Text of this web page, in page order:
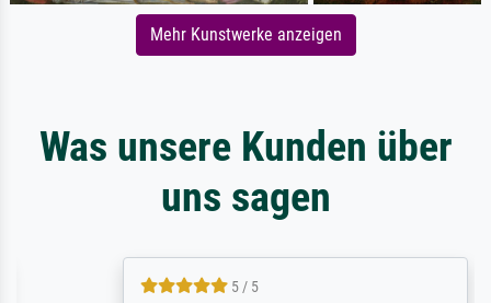
Mehr Kunstwerke anzeigen
Was unsere Kunden über
uns sagen
5 / 5